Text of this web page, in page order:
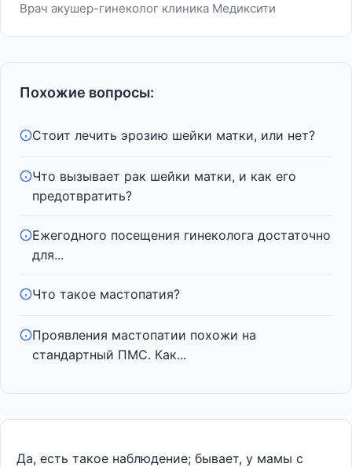
Врач акушер-гинеколог клиника Медиксити
Похожие вопросы:
Стоит лечить эрозию шейки матки, или нет?
Что вызывает рак шейки матки, и как его
предотвратить?
Ежегодного посещения гинеколога достаточно
для...
Что такое мастопатия?
Проявления мастопатии похожи на
стандартный ПМС. Как...
Да, есть такое наблюдение; бывает, у мамы с